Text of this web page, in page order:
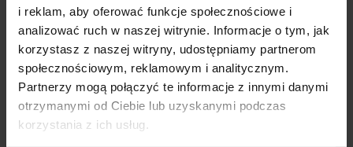
i reklam, aby oferować funkcje społecznościowe i
analizować ruch w naszej witrynie. Informacje o tym, jak
korzystasz z naszej witryny, udostępniamy partnerom
społecznościowym, reklamowym i analitycznym.
Partnerzy mogą połączyć te informacje z innymi danymi
otrzymanymi od Ciebie lub uzyskanymi podczas
korzystania z ich usług.